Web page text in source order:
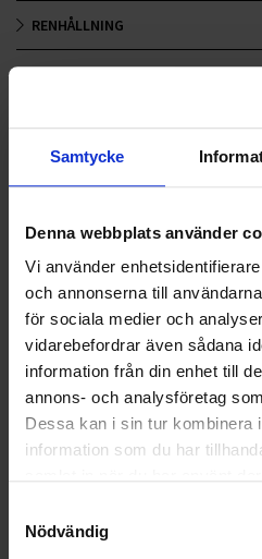
Samtycke
Denna webbplats använder
Vi använder
och annonserna till
för sociala medier och
vidarebefordrar även sådana
information från din enhet till
annons- och analysföretag
Dessa kan i sin tur kombinera
information som du har
Nödvändig
RENHÅLLNING
SAMARBETEN
SOCIALT ANSVAR
KUNDTJÄNST